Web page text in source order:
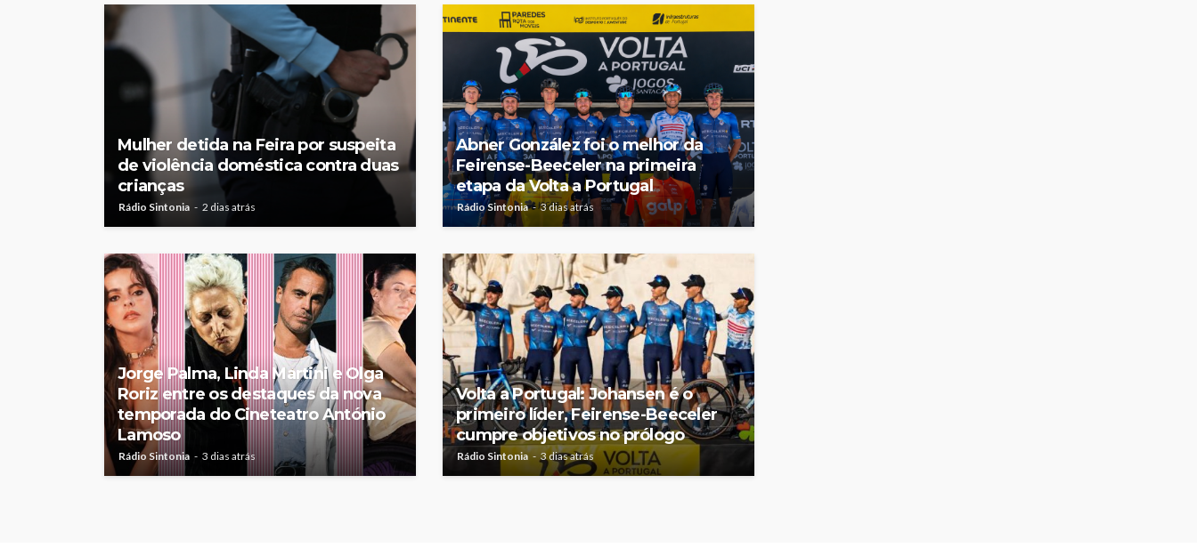
Mulher detida na Feira por suspeita
de violência doméstica contra duas
crianças
Rádio Sintonia 2 dias atrás
Abner González foi o melhor da
Feirense-Beeceler na primeira
etapa da Volta a Portugal
Rádio Sintonia 3 dias atrás
Jorge Palma, Linda Martini e Olga
Roriz entre os destaques da nova
temporada do Cineteatro António
Lamoso
Rádio Sintonia 3 dias atrás
Volta a Portugal: Johansen é o
primeiro líder, Feirense-Beeceler
cumpre objetivos no prólogo
Rádio Sintonia 3 dias atrás